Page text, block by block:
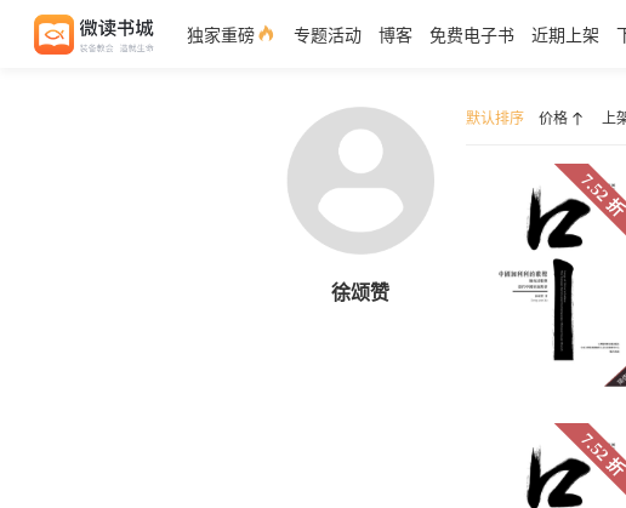
独家重磅 专题活动 博客 免费电子书 近期上架
徐颂赞
默认排序 价格 上